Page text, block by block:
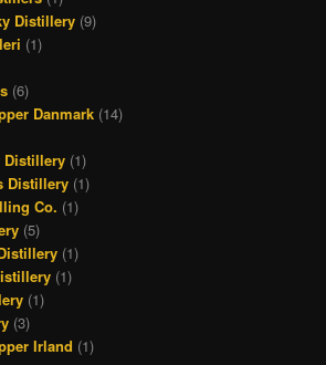
Distillery(9)
(1)
(6)
Danmark(14)
Distillery(1)
Distillery(1)
Co. (1)
(5)
(1)
(1)
(1)
(3)
Irland (1)